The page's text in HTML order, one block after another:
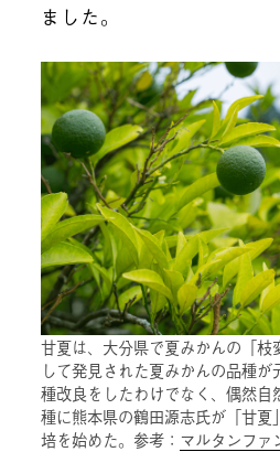
ました。
甘夏は、大分県で夏みかんの「枝
して発見された夏みかんの品種
種改良をしたわけでなく、偶然
種に熊本県の鶴田源志氏が「甘
培を始めた。参考： マルタンファ